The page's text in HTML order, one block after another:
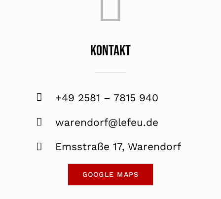
KONTAKT
+49 2581 – 7815 940
warendorf@lefeu.de
Emsstraße 17, Warendorf
GOOGLE MAPS